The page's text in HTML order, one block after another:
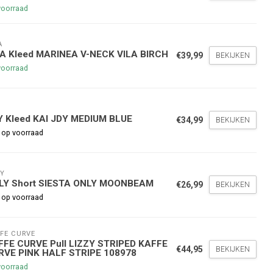
Kleed MARINEA V-NECK VILA BIRCH €39,99 BEKIJKEN
Kleed KAI JDY MEDIUM BLUE
voorraad
€34,99 BEKIJKEN
Short SIESTA ONLY MOONBEAM
voorraad
€26,99 BEKIJKEN
CURVE
CURVE Pull LIZZY STRIPED KAFFE
PINK HALF STRIPE 108978
€44,95 BEKIJKEN
bestelling
van €45,00